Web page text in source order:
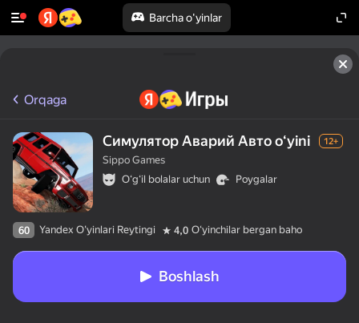
Barcha o'yinlar
Orqaga
Симулятор Аварий Авто oʻyini 12+
Sippo Games
Oʻgʻil bolalar uchun
Poygalar
60 Yandex O'yinlari Reytingi 4,0 Oʻyinchilar bergan baho
Boshlash